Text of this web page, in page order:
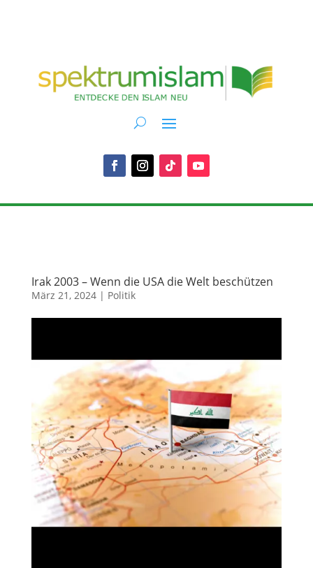
Irak 2003 – Wenn die USA die Welt beschützen
März 21, 2024| Politik